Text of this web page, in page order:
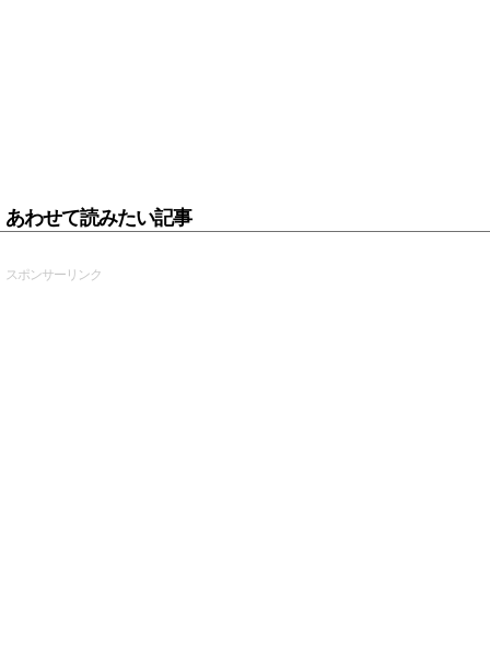
あわせて読みたい記事
スポンサーリンク